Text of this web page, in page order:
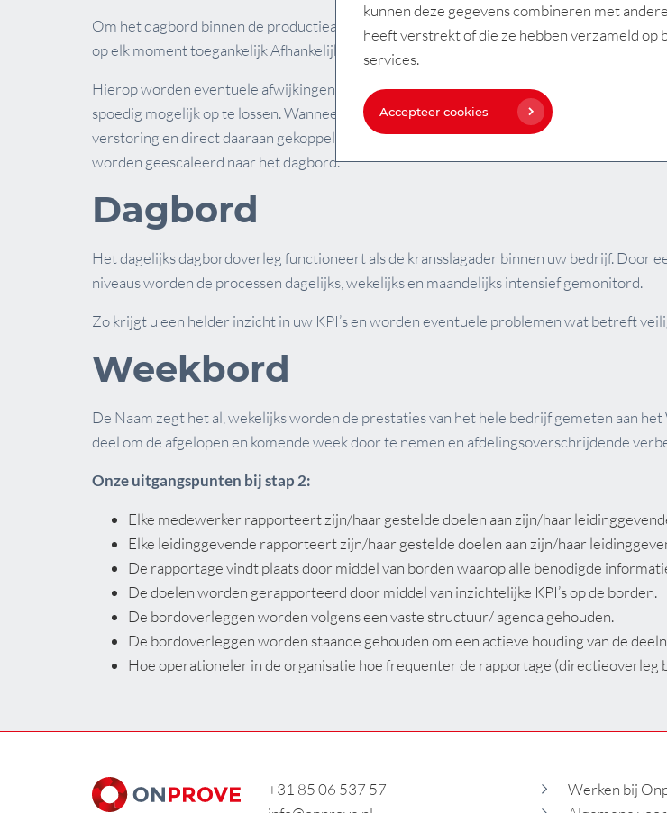
Om het dagbord binnen de productieafdeling te voorzien van de juiste informatie
op elk moment toegankelijk Afhankelijk van de grootte van uw organisatie worden
Hierop worden eventuele afwijkingen van de KPI direct vastgelegd. Zo mogelijk
spoedig mogelijk op te lossen. Wanneer dit niet mogelijk is, wordt het probleem gemeld
verstoring en direct daaraan gekoppelde actiepunten, wordt een probleem al vanaf de
worden geëscaleerd naar het dagbord.
Dagbord
Het dagelijks dagbordoverleg functioneert als de kransslagader binnen uw bedrijf. Door
niveaus worden de processen dagelijks, wekelijks en maandelijks intensief gemonitord.
Zo krijgt u een helder inzicht in uw KPI’s en worden eventuele problemen wat betreft
Weekbord
De Naam zegt het al, wekelijks worden de prestaties van het hele bedrijf gemeten aan
deel om de afgelopen en komende week door te nemen en afdelingsoverschrijdende
Onze uitgangspunten bij stap 2:
Elke medewerker rapporteert zijn/haar gestelde doelen aan zijn/haar
Elke leidinggevende rapporteert zijn/haar gestelde doelen aan zijn/haar
De rapportage vindt plaats door middel van borden waarop alle benodigde
De doelen worden gerapporteerd door middel van inzichtelijke KPI’s op de borden.
De bordoverleggen worden volgens een vaste structuur/ agenda gehouden.
De bordoverleggen worden staande gehouden om een actieve houding van de
Hoe operationeler in de organisatie hoe frequenter de rapportage (directieoverleg
+31 85 06 537 57
Werken bij
kunnen deze gegevens combineren met
heeft verstrekt of die ze hebben verzameld op
services.
Accepteer cookies